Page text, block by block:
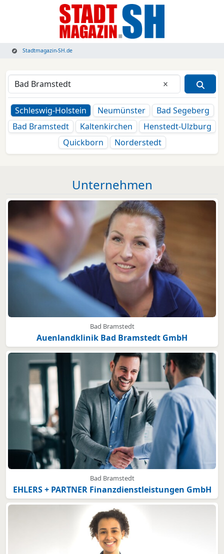
Stadtmagazin-SH.de
Eingabe
Schleswig-Holstein
Neumünster
Bad Segeberg
Bad Bramstedt
Kaltenkirchen
Henstedt-Ulzburg
Quickborn
Norderstedt
Unternehmen
Bad Bramstedt
Auenlandklinik Bad Bramstedt GmbH
Bad Bramstedt
EHLERS + PARTNER Finanzdienstleistungen GmbH